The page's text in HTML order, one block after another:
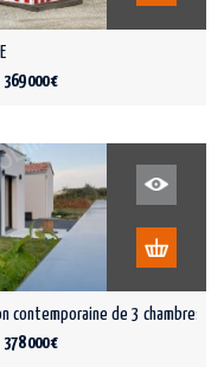
000 €
contemporaine de 3 chambres
000 €